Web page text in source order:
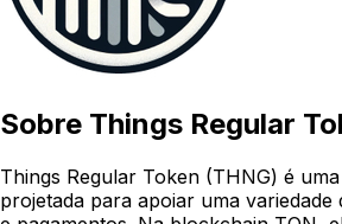
Sobre Things Regular
Things Regular Token (THNG) é
projetada para apoiar uma variedade